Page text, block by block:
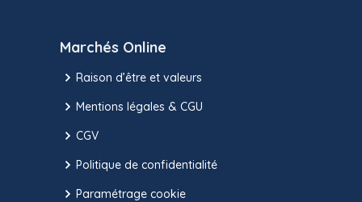
Marchés Online
Raison d’être et valeurs
Mentions légales & CGU
CGV
Politique de confidentialité
Paramétrage cookie